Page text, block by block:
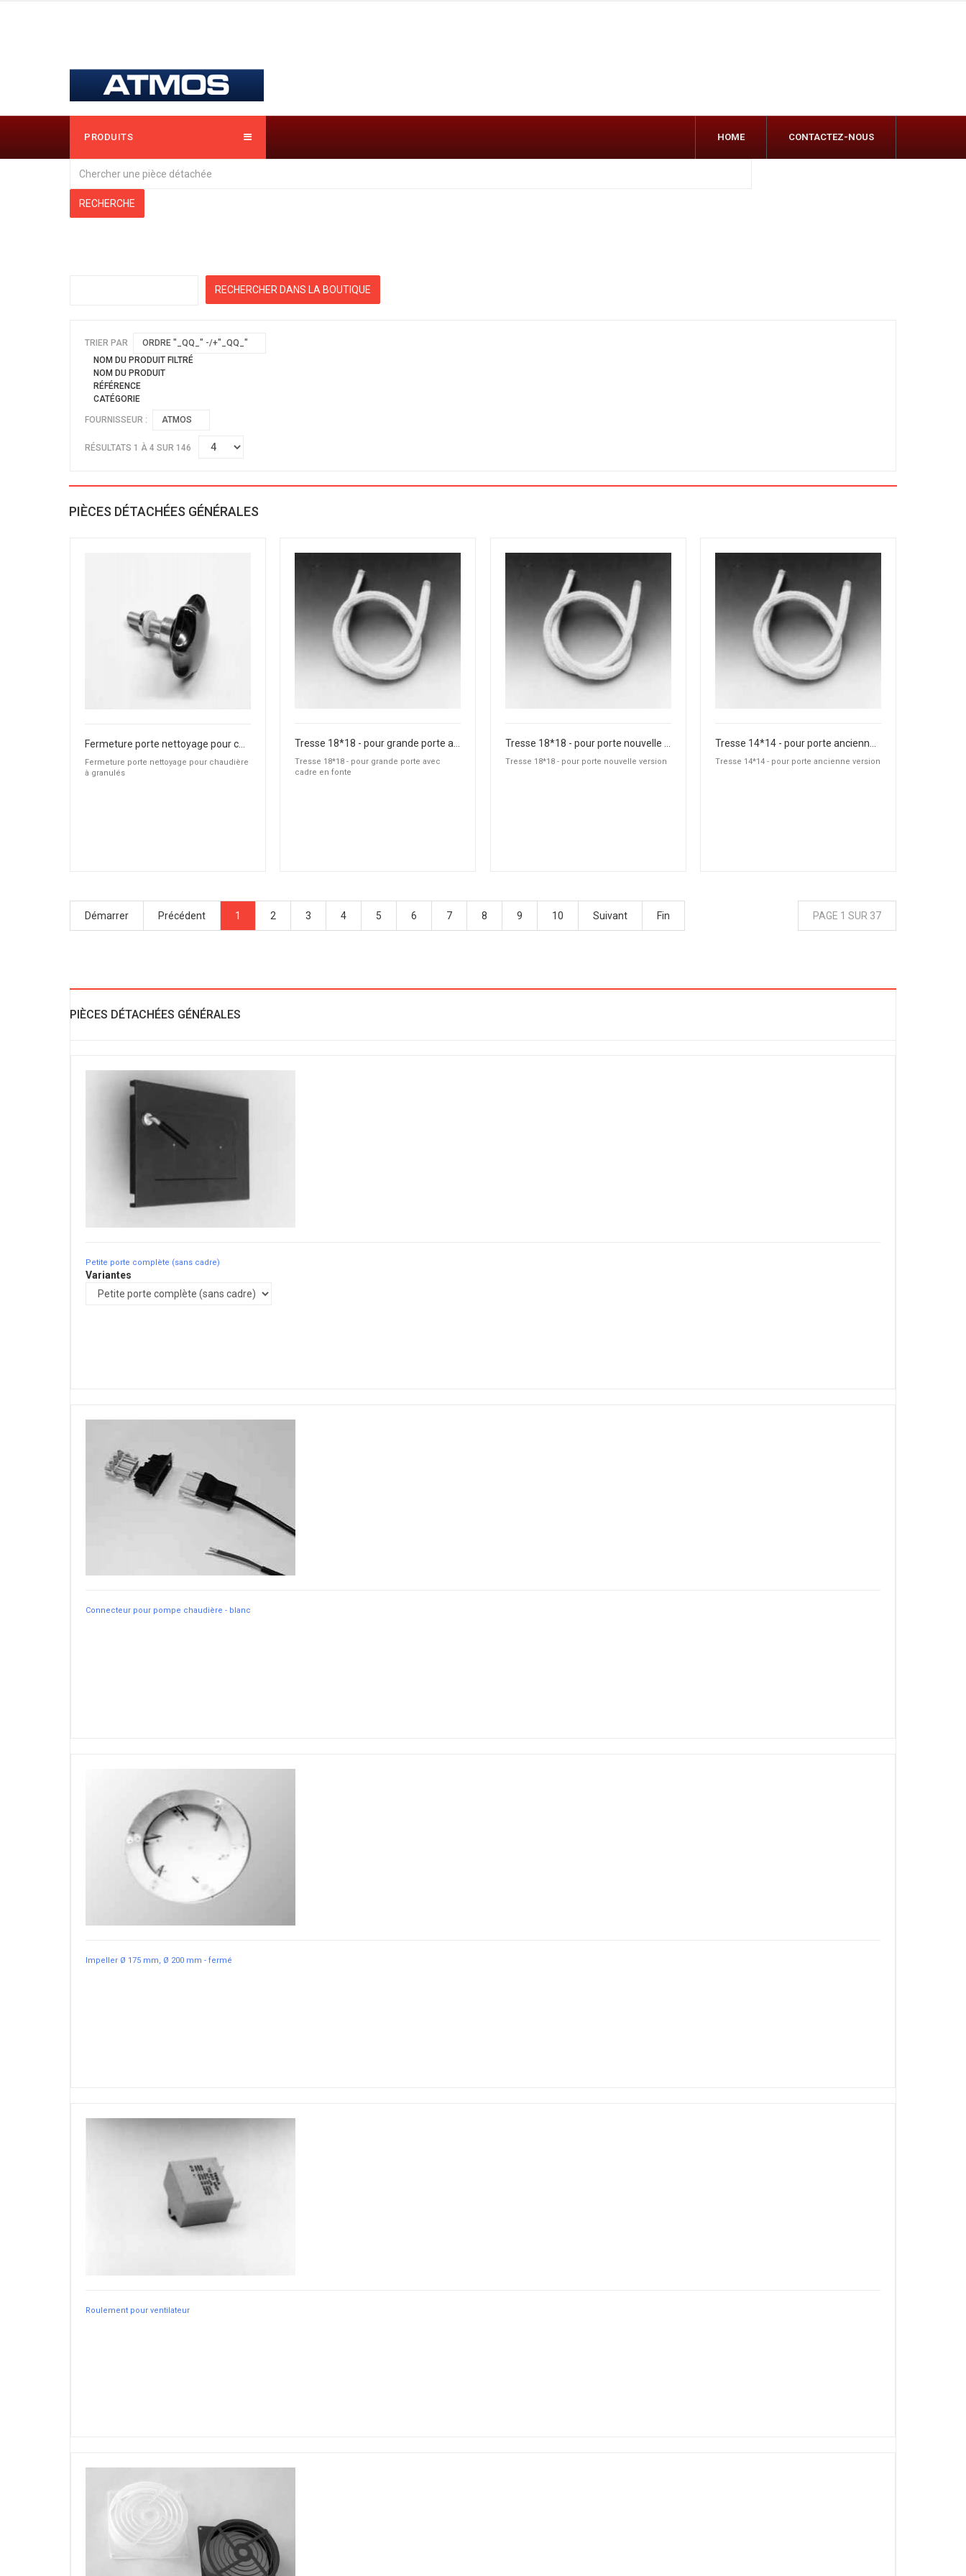
PRODUITS HOME CONTACTEZ-NOUS
TRIER PAR
ORDRE "_QQ_" -/+"_QQ_"
NOM DU PRODUIT FILTRÉ
NOM DU PRODUIT
RÉFÉRENCE
CATÉGORIE
FOURNISSEUR : ATMOS
RÉSULTATS 1 À 4 SUR 146
PIÈCES DÉTACHÉES GÉNÉRALES
Fermeture porte nettoyage pour chaudière
à granulés
Tresse 18*18 - pour grande porte avec
cadre en fonte
Tresse 18*18 - pour porte nouvelle version Tresse 14*14 - pour porte ancienne version
Démarrer Précédent 1 2 3 4 5 6 7 8 9 10 Suivant Fin PAGE 1 SUR 37
PIÈCES DÉTACHÉES GÉNÉRALES
Petite porte complète (sans cadre)
Variantes
Connecteur pour pompe chaudière - blanc
Impeller Ø 175 mm, Ø 200 mm - fermé
Roulement pour ventilateur